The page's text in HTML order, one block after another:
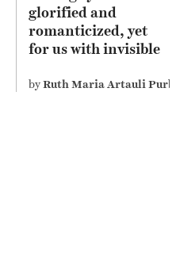
glorified and
romanticized, yet
for us with invisible
differently
byRuth Maria Artauli Purba